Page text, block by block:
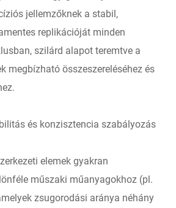
jellemzőknek a stabil,
replikációját minden
szilárd alapot teremtve a
megbízható összeszereléséhez és
és konzisztencia szabályozás
elemek gyakran
műszaki műanyagokhoz (pl.
zsugorodási aránya néhány